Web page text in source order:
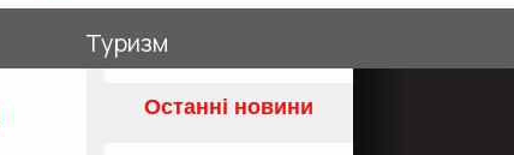
Туризм
Останні новини